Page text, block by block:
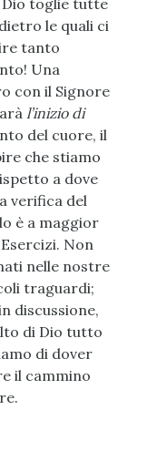
Dio toglie tutte
le quali ci
tanto
Una
con il Signore
l’inizio di
del cuore, il
che stiamo
a dove
verifica del
è a maggior
Non
nelle nostre
traguardi;
discussione,
di Dio tutto
di dover
il cammino